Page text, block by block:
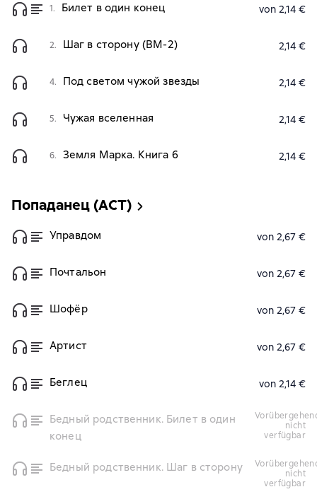
1. Билет в один конец von 2,14 €
2. Шаг в сторону (ВМ-2) 2,14 €
4. Под светом чужой звезды 2,14 €
5. Чужая вселенная 2,14 €
6. Земля Марка. Книга 6 2,14 €
Попаданец (АСТ)
Управдом von 2,67 €
Почтальон von 2,67 €
Шофёр von 2,67 €
Артист von 2,67 €
Беглец von 2,14 €
Бедный родственник. Билет в один
конец
vorübergehend
nicht
verfügbar
Бедный родственник. Шаг в сторону
vorübergehend
nicht
verfügbar